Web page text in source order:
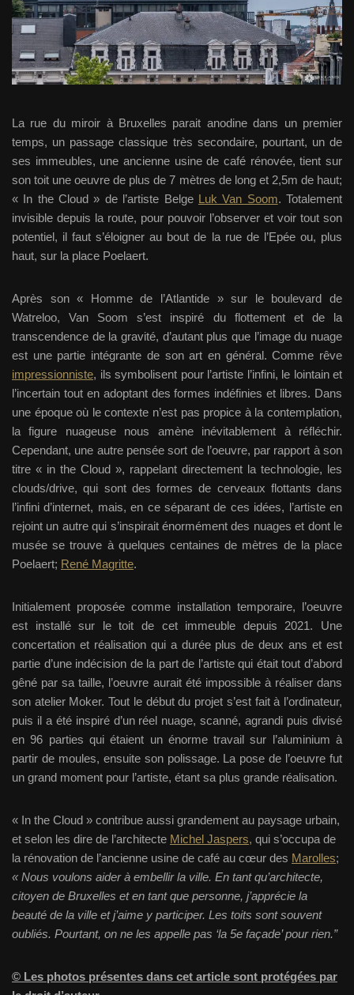
La rue du miroir à Bruxelles parait anodine dans un premier
temps, un passage classique très secondaire, pourtant, un de
ses immeubles, une ancienne usine de café rénovée, tient sur
son toit une oeuvre de plus de 7 mètres de long et 2,5m de haut;
« In the Cloud » de l’artiste Belge Luk Van Soom. Totalement
invisible depuis la route, pour pouvoir l’observer et voir tout son
potentiel, il faut s’éloigner au bout de la rue de l’Epée ou, plus
haut, sur la place Poelaert.
Après son « Homme de l’Atlantide » sur le boulevard de
Watreloo, Van Soom s’est inspiré du flottement et de la
transcendence de la gravité, d’autant plus que l’image du nuage
est une partie intégrante de son art en général. Comme rêve
impressionniste, ils symbolisent pour l’artiste l’infini, le lointain et
l’incertain tout en adoptant des formes indéfinies et libres. Dans
une époque où le contexte n’est pas propice à la contemplation,
la figure nuageuse nous amène inévitablement à réfléchir.
Cependant, une autre pensée sort de l’oeuvre, par rapport à son
titre « in the Cloud », rappelant directement la technologie, les
clouds/drive, qui sont des formes de cerveaux flottants dans
l’infini d’internet, mais, en ce séparant de ces idées, l’artiste en
rejoint un autre qui s’inspirait énormément des nuages et dont le
musée se trouve à quelques centaines de mètres de la place
Poelaert; René Magritte.
Initialement proposée comme installation temporaire, l’oeuvre
est installé sur le toit de cet immeuble depuis 2021. Une
concertation et réalisation qui a durée plus de deux ans et est
partie d’une indécision de la part de l’artiste qui était tout d’abord
gêné par sa taille, l’oeuvre aurait été impossible à réaliser dans
son atelier Moker. Tout le début du projet s’est fait à l’ordinateur,
puis il a été inspiré d’un réel nuage, scanné, agrandi puis divisé
en 96 parties qui étaient un énorme travail sur l’aluminium à
partir de moules, ensuite son polissage. La pose de l’oeuvre fut
un grand moment pour l’artiste, étant sa plus grande réalisation.
« In the Cloud » contribue aussi grandement au paysage urbain,
et selon les dire de l’architecte Michel Jaspers, qui s’occupa de
la rénovation de l’ancienne usine de café au cœur des Marolles;
« Nous voulons aider à embellir la ville. En tant qu’architecte,
citoyen de Bruxelles et en tant que personne, j’apprécie la
beauté de la ville et j’aime y participer. Les toits sont souvent
oubliés. Pourtant, on ne les appelle pas ‘la 5e façade’ pour rien.”
© Les photos présentes dans cet article sont protégées par